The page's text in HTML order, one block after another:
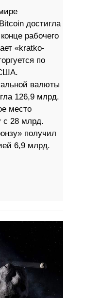
достигла
рабочего
«kratko-
по
валюты
126,9 млрд.
место
с 28 млрд.
получил
6,9 млрд.